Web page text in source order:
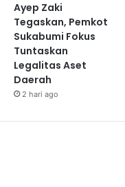
Ayep Zaki
Tegaskan, Pemkot
Sukabumi Fokus
Tuntaskan
Legalitas Aset
Daerah
2 hari ago